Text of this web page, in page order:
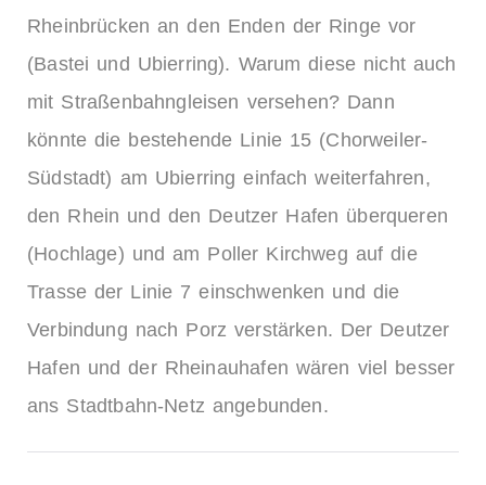
Rheinbrücken an den Enden der Ringe vor
(Bastei und Ubierring). Warum diese nicht auch
mit Straßenbahngleisen versehen? Dann
könnte die bestehende Linie 15 (Chorweiler-
Südstadt) am Ubierring einfach weiterfahren,
den Rhein und den Deutzer Hafen überqueren
(Hochlage) und am Poller Kirchweg auf die
Trasse der Linie 7 einschwenken und die
Verbindung nach Porz verstärken. Der Deutzer
Hafen und der Rheinauhafen wären viel besser
ans Stadtbahn-Netz angebunden.